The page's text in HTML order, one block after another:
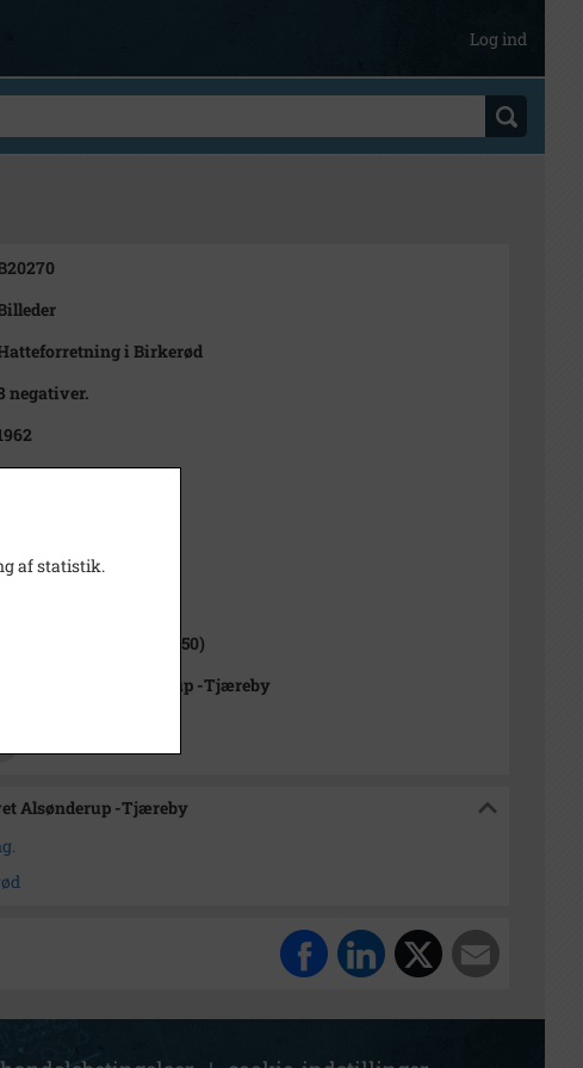
Log ind
i Birkerød
negativer.
2/62
Birkerød Sogn (1000-2050)
Lokalarkivet Alsønderup -Tjæreby
Alsønderup -Tjæreby
af statistik.